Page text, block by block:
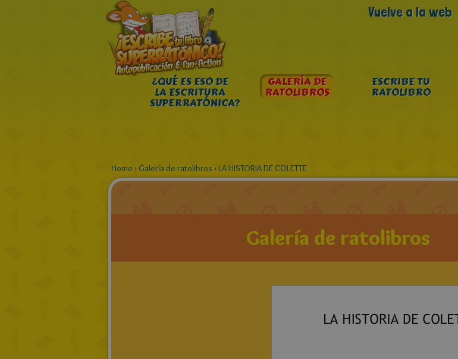
Vuelve a la web
¿QUÉ ES ESO DE
LA ESCRITURA
SUPERRATÓNICA?
GALERÍA DE
RATOLIBROS
ESCRIBE TU
RATOLIBRO
Home › Galería de ratolibros › LA HISTORIA DE COLETTE
Galería de ratolibros